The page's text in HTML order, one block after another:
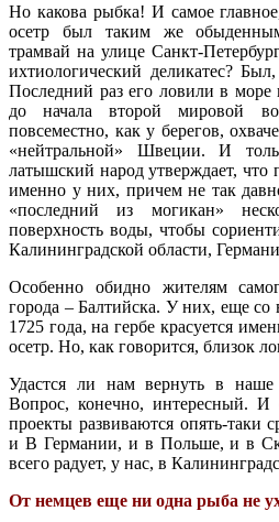
Но какова рыбка! И самое
осетр был таким же
трамвай на улице Санкт-
ихтиологический деликатес?
Последний раз его ловили в море
до начала второй мировой
повсеместно, как у берегов,
«нейтральной» Швеции. И
латышский народ утверждает, что
именно у них, причем не так
«последний из могикан»
поверхность воды, чтобы
Калининградской области,
Особенно обидно жителям
города – Балтийска. У них, еще со
1725 года, на гербе красуется
осетр. Но, как говорится, близок
Удастся ли нам вернуть в наше
Вопрос, конечно, интересный. И
проекты развиваются опять-таки
и В Германии, и в Польше, и в
всего радует, у нас, в
От немцев еще ни одна рыба не